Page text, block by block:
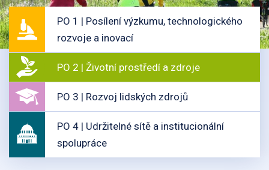
PO 1 | Posílení výzkumu, technologického
rozvoje a inovací
PO 2 | Životní prostředí a zdroje
PO 3 | Rozvoj lidských zdrojů
PO 4 | Udržitelné sítě a institucionální
spolupráce